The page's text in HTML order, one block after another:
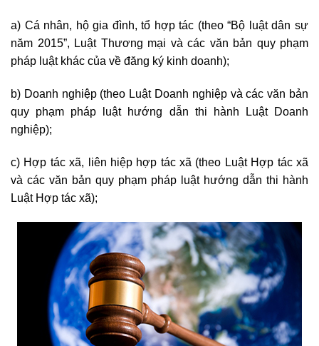
a) Cá nhân, hộ gia đình, tổ hợp tác (theo “Bộ luật dân sự
năm 2015”, Luật Thương mại và các văn bản quy phạm
pháp luật khác của về đăng ký kinh doanh);
b) Doanh nghiệp (theo Luật Doanh nghiệp và các văn bản
quy phạm pháp luật hướng dẫn thi hành Luật Doanh
nghiệp);
c) Hợp tác xã, liên hiệp hợp tác xã (theo Luật Hợp tác xã
và các văn bản quy phạm pháp luật hướng dẫn thi hành
Luật Hợp tác xã);